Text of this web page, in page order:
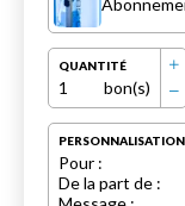
QUANTITÉ
1 bon(s)
PERSONNALISATION
Pour :
De la part de :